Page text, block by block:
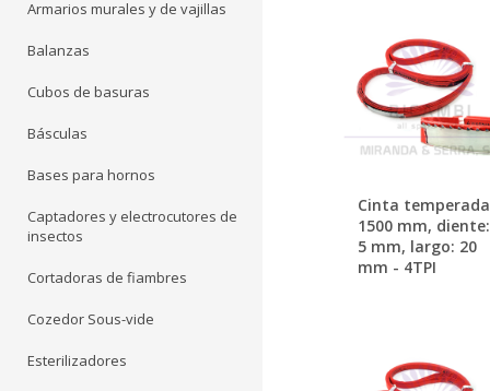
Armarios murales y de vajillas
Balanzas
Cubos de basuras
Básculas
Bases para hornos
Captadores y electrocutores de
insectos
Cortadoras de fiambres
Cozedor Sous-vide
Esterilizadores
Cinta temperada
1500 mm, diente:
5 mm, largo: 20
mm - 4TPI